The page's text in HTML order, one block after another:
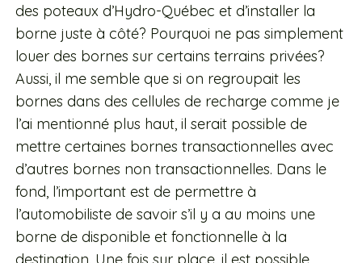
des poteaux d’Hydro-Québec et d’installer la
borne juste à côté? Pourquoi ne pas simplement
louer des bornes sur certains terrains privées?
Aussi, il me semble que si on regroupait les
bornes dans des cellules de recharge comme je
l’ai mentionné plus haut, il serait possible de
mettre certaines bornes transactionnelles avec
d’autres bornes non transactionnelles. Dans le
fond, l’important est de permettre à
l’automobiliste de savoir s’il y a au moins une
borne de disponible et fonctionnelle à la
destination. Une fois sur place, il est possible